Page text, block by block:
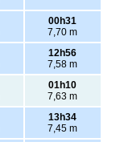
00h31
7,70 m
12h56
7,58 m
01h10
7,63 m
13h34
7,45 m